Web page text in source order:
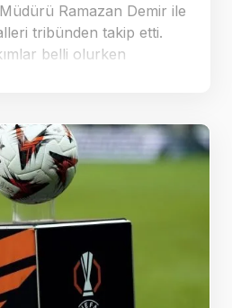
Ramazan Demir ile
tribünden takip etti.
belli olurken